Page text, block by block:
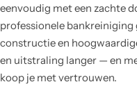
eenvoudig met een zachte
professionele bankreiniging
constructie en
en uitstraling langer — en
koop je met vertrouwen.